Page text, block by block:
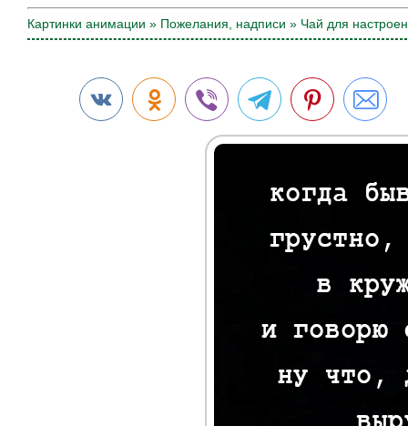
Картинки анимации » Пожелания, надписи » Чай для